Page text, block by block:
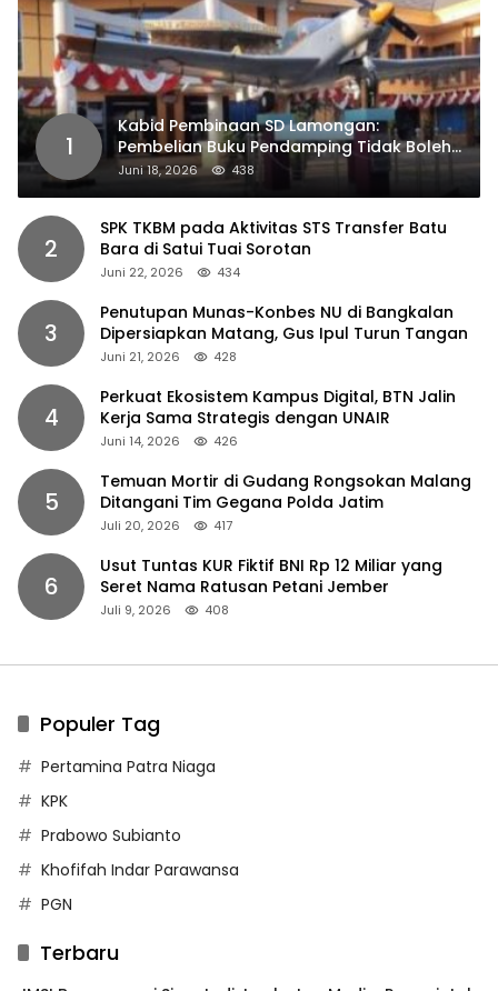
1
Kabid Pembinaan SD Lamongan:
Pembelian Buku Pendamping Tidak Boleh
Dipaksakan
Juni 18, 2026 438
2
SPK TKBM pada Aktivitas STS Transfer Batu
Bara di Satui Tuai Sorotan
Juni 22, 2026 434
3
Penutupan Munas-Konbes NU di Bangkalan
Dipersiapkan Matang, Gus Ipul Turun Tangan
Juni 21, 2026 428
4
Perkuat Ekosistem Kampus Digital, BTN Jalin
Kerja Sama Strategis dengan UNAIR
Juni 14, 2026 426
5
Temuan Mortir di Gudang Rongsokan Malang
Ditangani Tim Gegana Polda Jatim
Juli 20, 2026 417
6
Usut Tuntas KUR Fiktif BNI Rp 12 Miliar yang
Seret Nama Ratusan Petani Jember
Juli 9, 2026 408
Populer Tag
Pertamina Patra Niaga
KPK
Prabowo Subianto
Khofifah Indar Parawansa
PGN
Terbaru